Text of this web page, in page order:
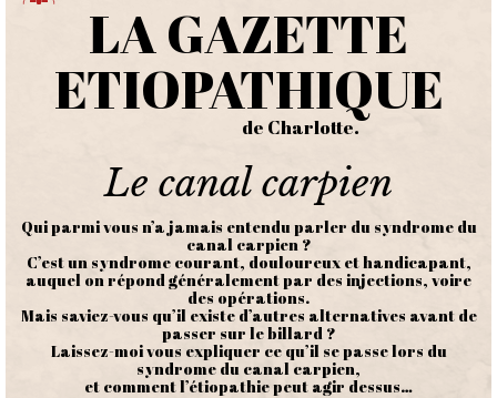
LA GAZETTE
ETIOPATHIQUE
de Charlotte.
Le canal carpien
Qui parmi vous n’a jamais entendu parler du syndrome du
canal carpien ?
C’est un syndrome courant, douloureux et handicapant,
auquel on répond généralement par des injections, voire
des opérations.
Mais saviez-vous qu’il existe d’autres alternatives avant de
passer sur le billard ?
Laissez-moi vous expliquer ce qu’il se passe lors du
syndrome du canal carpien,
et comment l’étiopathie peut agir dessus…